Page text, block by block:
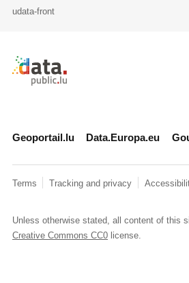
udata-front
Retour à l'accueil de
Geoportail.lu Data.Europa.eu
Terms Tracking and privacy
Unless otherwise stated, all content of this
Creative Commons CC0license.